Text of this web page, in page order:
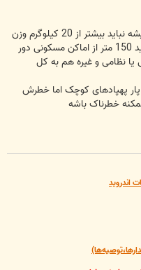
در انگلیس پهپادهائی که به مردم فروخته میشه نباید بیشتر از 20 کیلوگرم وزن
داشنه باشه و نباید از 400 متر بالاتر بره و باید 150 متر از اماکن مسکونی دور
نظامی و غیره هم به کل
پهپادهای کوچک اما خطرش
خطرناک باشه
اندروید